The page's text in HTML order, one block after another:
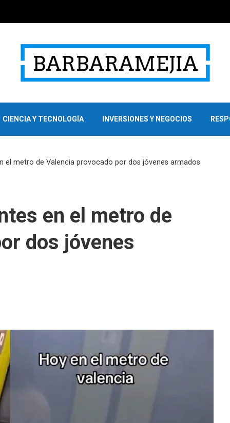
CIENCIA Y TECNOLOGÍA INVERSIONES Y NEGOCIOS
el metro de Valencia provocado por dos jóvenes armados
en el metro de
dos jóvenes